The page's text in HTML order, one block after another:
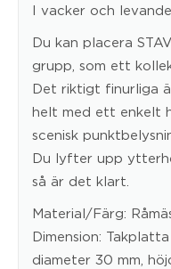
I vacker och levande
Du kan placera
grupp, som ett
Det riktigt finurliga
helt med ett enkelt
scenisk
Du lyfter upp
så är det klart.
Material/Färg:
Dimension:
diameter 30 mm,